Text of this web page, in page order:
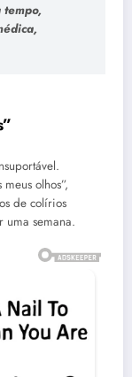
olhos”,
de colírios
uma semana.